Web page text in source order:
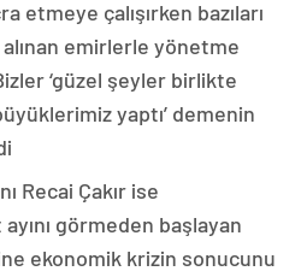
etmeye çalışırken bazıları
alınan emirlerle yönetme
‘güzel şeyler birlikte
yaptı’ demenin
Recai Çakır ise
görmeden başlayan
ekonomik krizin sonucunu